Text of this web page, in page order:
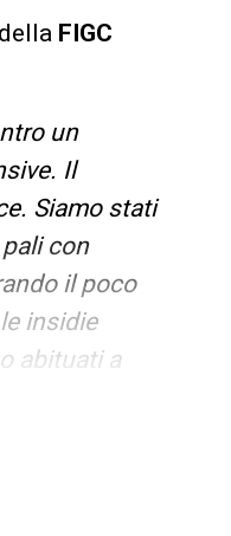
FIGC
un
Il
Siamo stati
con
il poco
insidie
abituati a